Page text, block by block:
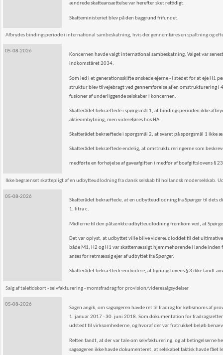
ændrede skatteansættelse var herefter sket rettidigt.
Skatteministeriet blev på den baggrund frifundet.
Afbrydes bindingsperiode i international sambeskatning, hvis der gennemføres en spaltning og
05-08-2026
Koncernen havde valgt international sambeskatning. Valget var
indkomståret 2034.
Som led i et generationsskifte ønskede ejerne - i stedet for at eje H1
struktur blev tilvejebragt ved gennemførelse af en omstrukturering
fusioner af underliggende selskaber i koncernen.
Skatterådet bekræftede i spørgsmål 1, at bindingsperioden ikke
aktieombytning, men videreføres hos HA.
Skatterådet bekræftede i spørgsmål 2, at svaret på spørgsmål 1 ikke
Skatterådet bekræftede endelig, at omstruktureringerne som
medførte en forhøjelse af gaveafgiften i medfør af boafgiftslovens §
Ikke begrænset skattepligt af en udbytteudlodning fra dansk selskab til hollandsk moderselskab.
05-08-2026
Skatterådet bekræftede, at en udbytteudlodning fra Spørger til dets
1, litra c.
Midlerne til den påtænkte udbytteudlodning fremkom ved, at
Det var oplyst, at udbyttet ville blive videreudloddet til det
både M1, H2 og H1 var skattemæssigt hjemmehørende i lande
anses for retmæssig ejer af udbyttet fra Spørger.
Skatterådet bekræftede endvidere, at ligningslovens § 3 ikke fandt
Salg af taletidskort - selvfakturering - momsfradrag for provision/videresalgsydelser
05-08-2026
Sagen angik, om sagsøgeren havde ret til fradrag for købsmoms af
1. januar 2017 - 30. juni 2018. Som dokumentation for
udstedt til virksomhederne, og hvoraf der var fratrukket beløb
Retten fandt, at der var tale om selvfakturering, og at betingelserne
sagsøgeren ikke havde dokumenteret, at selskabet faktisk havde